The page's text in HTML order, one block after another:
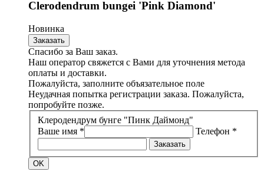
Clerodendrum bungei 'Pink Diamond'
Новинка
Заказать
Спасибо за Ваш заказ.
Наш оператор свяжется с Вами для уточнения метода
оплаты и доставки.
Пожалуйста, заполните объязательное поле
Неудачная попытка регистрации заказа. Пожалуйста,
попробуйте позже.
Клеродендрум бунге "Пинк Даймонд"
Ваше имя *
Телефон *
Заказать
OK